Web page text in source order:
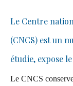
Le Centre
(CNCS) est un
étudie, expose
Le CNCS